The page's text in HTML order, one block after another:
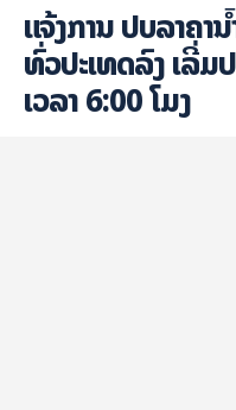
ແຈ້ງການ ປັບລາຄາ
ທົ່ວປະເທດລົງ ເລີ່
ເວລາ 6:00 ໂມງ